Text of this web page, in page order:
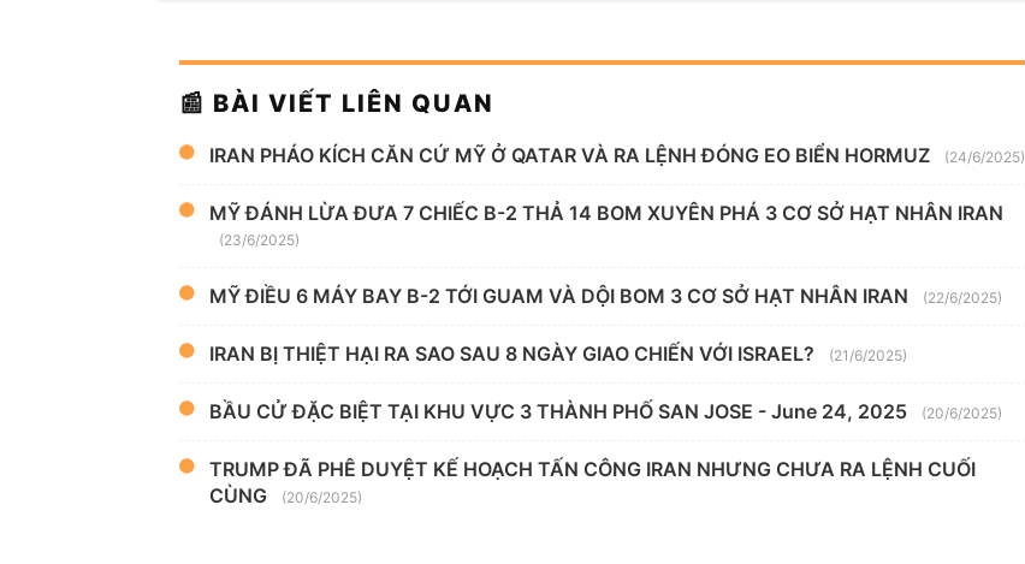
📰 BÀI VIẾT LIÊN QUAN
IRAN PHÁO KÍCH CĂN CỨ MỸ Ở QATAR VÀ RA LỆNH ĐÓNG EO BIỂN HORMUZ (24/6/2025)
MỸ ĐÁNH LỪA ĐƯA 7 CHIẾC B-2 THẢ 14 BOM XUYÊN PHÁ 3 CƠ SỞ HẠT NHÂN IRAN
(23/6/2025)
MỸ ĐIỀU 6 MÁY BAY B-2 TỚI GUAM VÀ DỘI BOM 3 CƠ SỞ HẠT NHÂN IRAN (22/6/2025)
IRAN BỊ THIỆT HẠI RA SAO SAU 8 NGÀY GIAO CHIẾN VỚI ISRAEL? (21/6/2025)
BẦU CỬ ĐẶC BIỆT TẠI KHU VỰC 3 THÀNH PHỐ SAN JOSE - June 24, 2025 (20/6/2025)
TRUMP ĐÃ PHÊ DUYỆT KẾ HOẠCH TẤN CÔNG IRAN NHƯNG CHƯA RA LỆNH CUỐI
CÙNG
(20/6/2025)